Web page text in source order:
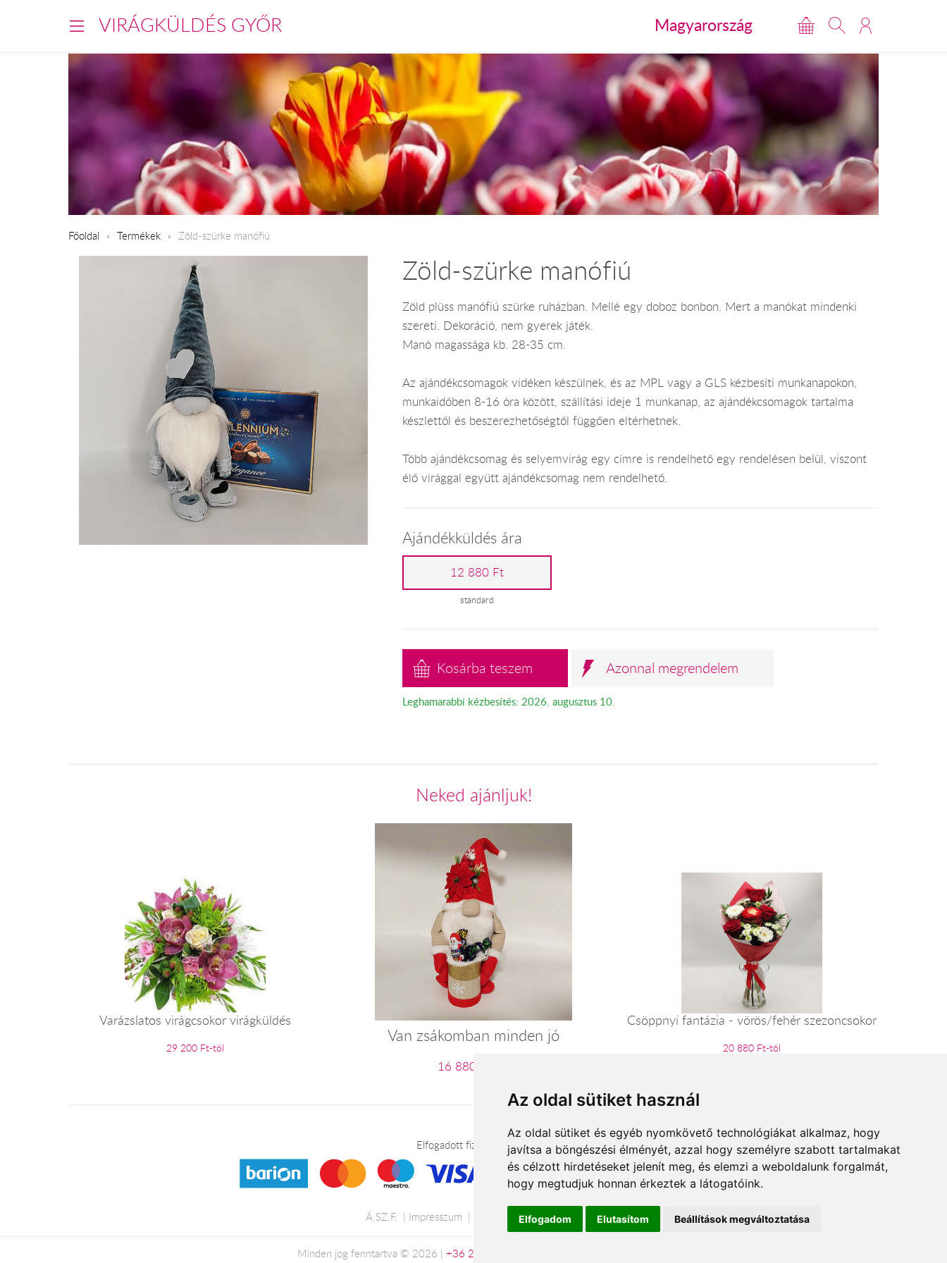
Az oldal sütiket használ
Az oldal sütiket és egyéb nyomkövető technológiákat alkalmaz, hogy
javítsa a böngészési élményét, azzal hogy személyre szabott tartalmakat
és célzott hirdetéseket jelenít meg, és elemzi a weboldalunk forgalmát,
hogy megtudjuk honnan érkeztek a látogatóink.
Elfogadom Elutasítom Beállítások megváltoztatása
VIRÁGKÜLDÉS GYŐR Magyarország
Főoldal Termékek Zöld-szürke manófiú
Zöld-szürke manófiú
Zöld plüss manófiú szürke ruházban. Mellé egy doboz bonbon. Mert a manókat mindenki
szereti. Dekoráció, nem gyerek játék.
Manó magassága kb. 28-35 cm.
Az ajándékcsomagok vidéken készülnek, és az MPL vagy a GLS kézbesíti munkanapokon,
munkaidőben 8-16 óra között, szállítási ideje 1 munkanap, az ajándékcsomagok tartalma
készlettől és beszerezhetőségtől függően eltérhetnek.
Több ajándékcsomag és selyemvirág egy címre is rendelhető egy rendelésen belül, viszont
élő virággal együtt ajándékcsomag nem rendelhető.
Ajándékküldés ára
12 880 Ft
standard
Kosárba teszem Azonnal megrendelem
Leghamarabbi kézbesítés: 2026. augusztus 10.
Neked ajánljuk!
Varázslatos virágcsokor virágküldés
29 200 Ft-tól
Van zsákomban minden jó
16 880 Ft-tól
Csöppnyi fantázia - vörös/fehér szezoncsokor
20 880 Ft-tól
Elfogadott fizetési módok
Á.SZ.F. Impresszum Adatkezelési tájékoztató
Minden jog fenntartva © 2026 | +36 20 488-8362